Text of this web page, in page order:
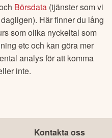
Börsdata (tjänster som vi
Här finner du lång
som olika nyckeltal som
etc och kan göra mer
analys för att komma
inte.
Kontakta oss